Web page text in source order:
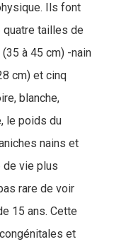
Ils font
quatre tailles de
à 45 cm) -nain
cm) et cinq
blanche,
le poids du
nains et
de vie plus
rare de voir
15 ans. Cette
et